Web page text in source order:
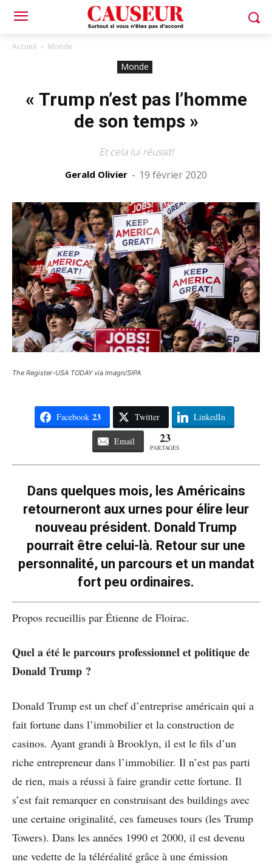
Accueil Monde
Monde
« Trump n’est pas l’homme
de son temps »
Et cela lui réussit!
Gerald Olivier - 19 février 2020
The Register-USA TODAY via Imagn/SIPA
Facebook 23 Twitter LinkedIn
Email 23
PARTAGES
Dans quelques mois, les Américains
retourneront aux urnes pour élire leur
nouveau président. Donald Trump
pourrait être celui-là. Retour sur une
personnalité, un parcours et un mandat
fort peu ordinaires.
Propos recueillis par Étienne de Floirac.
Quel a été le parcours professionnel et politique de
Donald Trump ?
Donald Trump est un chef d’entreprise américain qui a
fait fortune dans l’immobilier et la construction de
casinos. Ayant grandi à Brooklyn, il est le fils d’un
riche entrepreneur dans l’immobilier. Il n’est pas parti
de rien, mais a réussi à faire grandir cette fortune. Il
s’est fait remarquer en construisant des buildings avec
une certaine originalité, ces fameuses tours (les Trump
Towers). Dans les années 1990 et 2000, il est devenu
une vedette de la téléréalité grâce à une émission